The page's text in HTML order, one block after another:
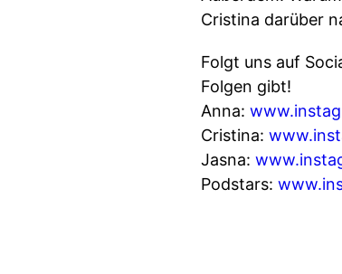
Cristina darüber
Folgt uns auf
Folgen gibt!
Anna:
Cristina:
Jasna:
Podstars: